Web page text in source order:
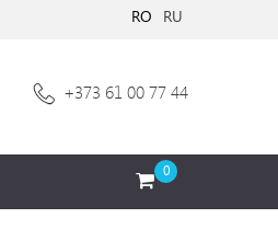
RO RU
+373 61 00 77 44
0